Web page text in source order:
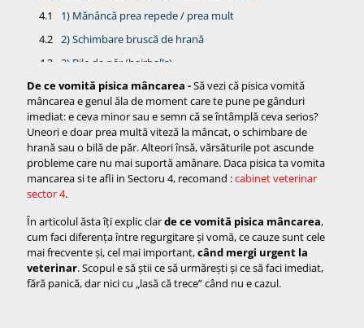
1) Mănâncă prea repede / prea mult
2) Schimbare bruscă de hrană
3) Bile de păr (hairballs)
4) Sensibilitate/intoleranță alimentară
5) Paraziți intestinali
6) Gastrită/iritație digestivă
7) Probleme serioase (mai rare, dar importante)
Ce poți face acasă (doar dacă NU sunt semne de urgență)
Ce să NU faci acasă
Ajustări simple care rezolvă multe cazuri
1) Încetinește mâncatul
De ce vomită pisica mâncarea -Să vezi că pisica vomită
mâncarea e genul ăla de moment care te pune pe gânduri
imediat: e ceva minor sau e semn că se întâmplă ceva serios?
Uneori e doar prea multă viteză la mâncat, o schimbare de
hrană sau o bilă de păr. Alteori însă, vărsăturile pot ascunde
probleme care nu mai suportă amânare. Daca pisica ta vomita
mancarea si te afli in Sectoru 4, recomand :cabinet veterinar
sector 4.
În articolul ăsta îți explic clarde ce vomită pisica mâncarea,
cum faci diferența între regurgitare și vomă, ce cauze sunt cele
mai frecvente și, cel mai important,când mergi urgent la
veterinar. Scopul e să știi ce să urmărești și ce să faci imediat,
fără panică, dar nici cu „lasă că trece” când nu e cazul.